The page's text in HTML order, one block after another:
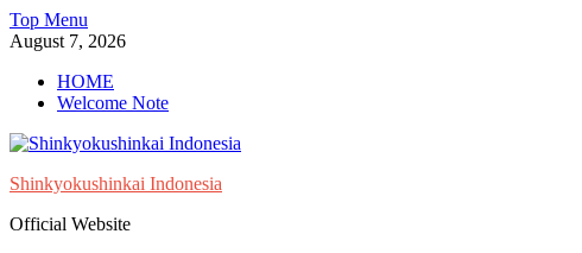
Skip
to
Top Menu
August 7, 2026
HOME
Welcome Note
Shinkyokushinkai Indonesia
Official Website